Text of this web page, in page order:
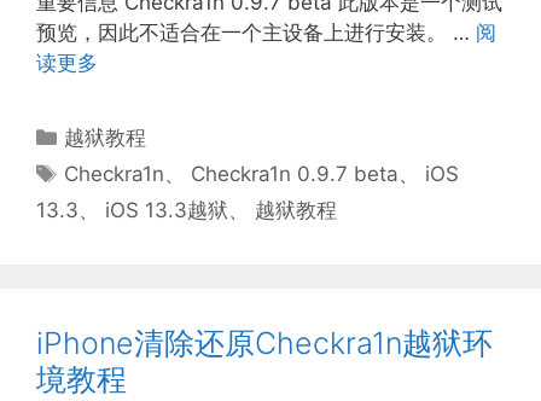
预览，因此不适合在一个主设备上进行安装。 … 阅
读更多
分
类
越狱教程
标
签
Checkra1n、 Checkra1n 0.9.7 beta、 iOS
13.3、 iOS 13.3越狱、 越狱教程
iPhone清除还原Checkra1n越狱环
境教程